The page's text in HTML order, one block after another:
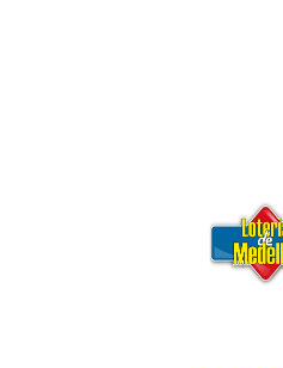
Lotería de Risaralda